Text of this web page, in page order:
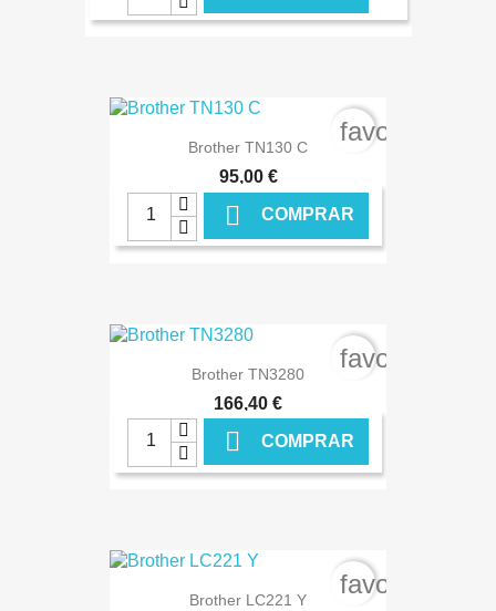
€ ONLINE
Brother TN130 C
95,00 €
 COMPRAR
€ ONLINE
Brother TN3280
166,40 €
 COMPRAR
€ ONLINE
Brother LC221 Y